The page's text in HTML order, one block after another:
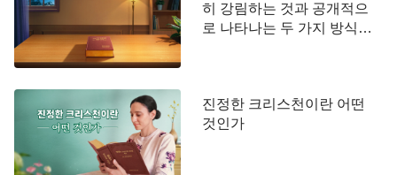
기르시나니 너희는 이것들보다 귀하지 아니하냐”(마
태복음 6:25~26), “그러므로 염려하여 이르기를 무엇을
먹을까 무엇을 마실까 무엇을 입을까 하지 말라 이는
다 이방인들이 구하는 것이라 너희 천부께서 이 모든
것이 너희에게 있어야 할 줄을 아시느니라”(마태복음
6:31~32)하나님의 말씀에서 우리는 하나님께서 우리
가 의식주에 너무 많은 에너지를 쏟길 바라지 않으시
히 강림하는 것과 공개적으
로 나타나는 두 가지 방식이
진정한 크리스천이란 어떤
것인가